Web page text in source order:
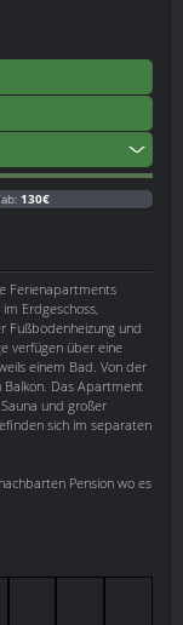
130€
Ferienapartments
Erdgeschoss,
Fußbodenheizung und
verfügen über eine
einem Bad. Von der
Balkon. Das Apartment
und großer
sich im separaten
Pension wo es